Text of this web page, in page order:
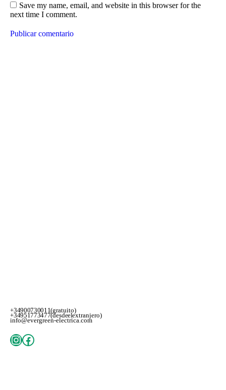
Save my name, email, and website in this browser for the
next time I comment.
Publicar comentario
+34 900 730 011 (gratuito)
+34 951 773 477 (desde el extranjero)
info@evergreen-electrica.com
Instagram
Facebook